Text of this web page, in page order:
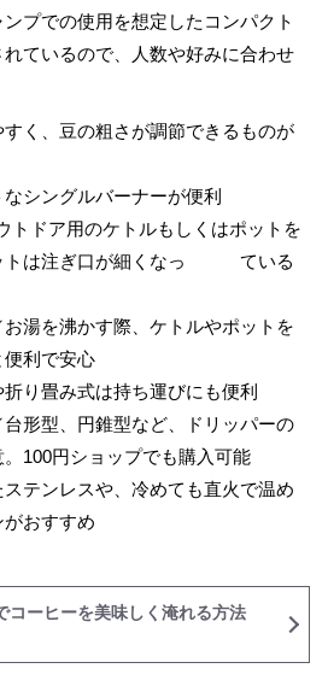
プでの使用を想定したコンパクト
ているので、人数や好みに合わせ
すく、豆の粗さが調節できるものが
シングルバーナーが便利
トドア用のケトルもしくはポットを
トは注ぎ口が細くなっ ている
お湯を沸かす際、ケトルやポットを
利で安心
り畳み式は持ち運びにも便利
台形型、円錐型など、ドリッパーの
100円ショップでも購入可能
ステンレスや、冷めても直火で温め
おすすめ
ーヒーを美味しく淹れる方法